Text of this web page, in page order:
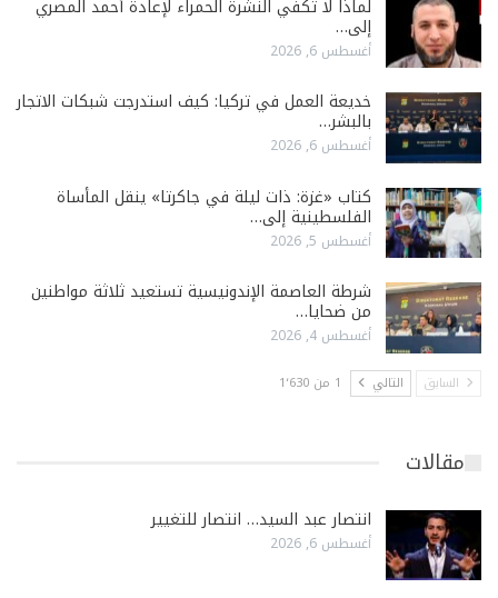
لماذا لا تكفي النشرة الحمراء لإعادة أحمد المصري
إلى…
أغسطس 6, 2026
خديعة العمل في تركيا: كيف استدرجت شبكات الاتجار
بالبشر…
أغسطس 6, 2026
كتاب «غزة: ذات ليلة في جاكرتا» ينقل المأساة
الفلسطينية إلى…
أغسطس 5, 2026
شرطة العاصمة الإندونيسية تستعيد ثلاثة مواطنين
من ضحايا…
أغسطس 4, 2026
السابق التالي 1 من 1٬630
مقالات
انتصار عبد السيد… انتصار للتغيير
أغسطس 6, 2026